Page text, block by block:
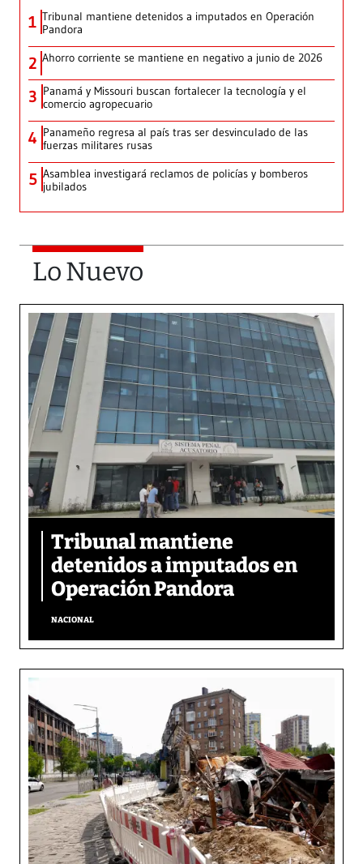
1 Tribunal mantiene detenidos a imputados en Operación
Pandora
2 Ahorro corriente se mantiene en negativo a junio de 2026
3 Panamá y Missouri buscan fortalecer la tecnología y el
comercio agropecuario
4 Panameño regresa al país tras ser desvinculado de las
fuerzas militares rusas
5 Asamblea investigará reclamos de policías y bomberos
jubilados
Lo Nuevo
Tribunal mantiene
detenidos a imputados en
Operación Pandora
NACIONAL